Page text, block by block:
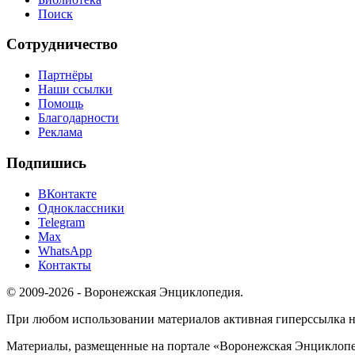
Поиск
Сотрудничество
Партнёры
Наши ссылки
Помощь
Благодарности
Реклама
Подпишись
ВКонтакте
Одноклассники
Telegram
Max
WhatsApp
Контакты
© 2009-2026 - Воронежская Энциклопедия.
При любом использовании материалов активная гиперссылка
Материалы, размещенные на портале «Воронежская